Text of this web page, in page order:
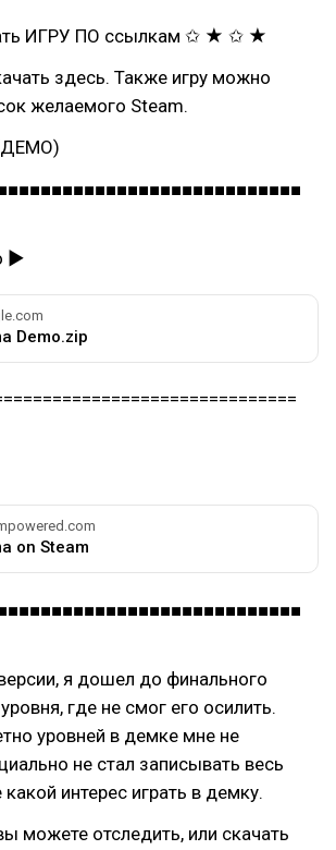
ИГРУ ПО ссылкам ✩ ★ ✩ ★
здесь. Также игру можно
желаемого Steam.
►
Demo.zip
on Steam
я дошел до финального
где не смог его осилить.
уровней в демке мне не
не стал записывать весь
какой интерес играть в демку.
можете отследить, или скачать